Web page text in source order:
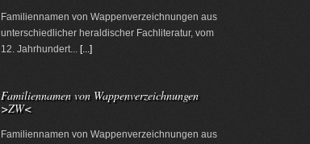
Familiennamen von Wappenverzeichnungen aus
unterschiedlicher heraldischer Fachliteratur, vom
12. Jahrhundert... [...]
Familiennamen von Wappenverzeichnungen
>ZW<
Familiennamen von Wappenverzeichnungen aus